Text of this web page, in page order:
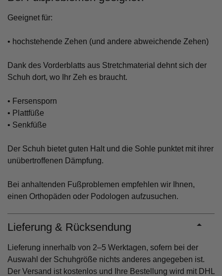
Geeignet für:
• hochstehende Zehen (und andere abweichende Zehen)
Dank des Vorderblatts aus Stretchmaterial dehnt sich der
Schuh dort, wo Ihr Zeh es braucht.
• Fersensporn
• Plattfüße
• Senkfüße
Der Schuh bietet guten Halt und die Sohle punktet mit ihrer
unübertroffenen Dämpfung.
Bei anhaltenden Fußproblemen empfehlen wir Ihnen,
einen Orthopäden oder Podologen aufzusuchen.
Lieferung & Rücksendung
Lieferung innerhalb von 2–5 Werktagen, sofern bei der
Auswahl der Schuhgröße nichts anderes angegeben ist.
Der Versand ist kostenlos und Ihre Bestellung wird mit DHL